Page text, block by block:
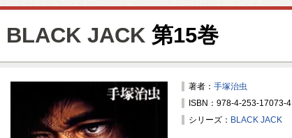
BLACK JACK 第15巻
著者： 手塚治虫
ISBN：978-4-253-17073-4
シリーズ： BLACK JACK